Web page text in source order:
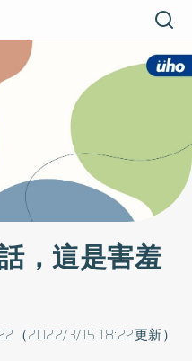
，這是害羞
（2022/3/15 18:22更新）